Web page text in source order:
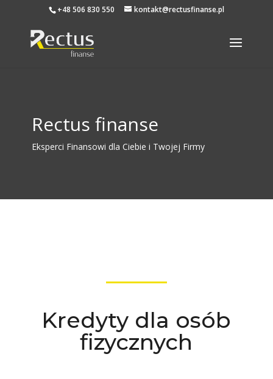
+48 506 830 550 kontakt@rectusfinanse.pl
Rectus finanse
Eksperci Finansowi dla Ciebie i Twojej Firmy
Kredyty dla osób
fizycznych